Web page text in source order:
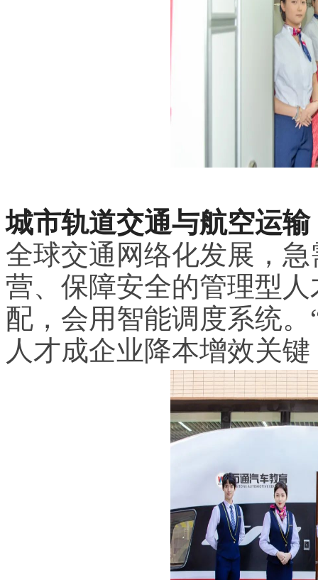
城市轨道交通与航空运输
全球交通网络化发展，
营、保障安全的管理型
配，会用智能调度系统
人才成企业降本增效关